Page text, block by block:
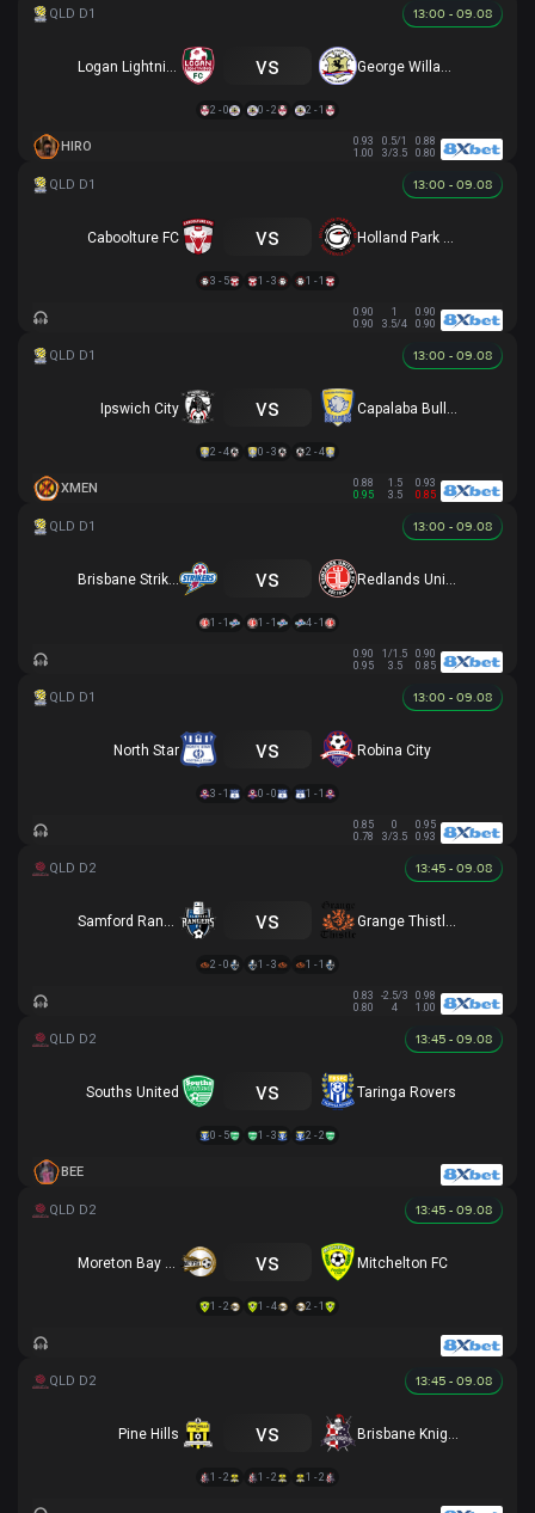
13:00 - 09.08
vs
2 - 0 0 - 2 2 - 1
HIRO 0.93 0.5/1
0.88
1.00
3/3.5 0.80
13:00 - 09.08
Caboolture FC vs
3 - 5 1 - 3 1 - 1
0.90 1
0.90
0.90
3.5/4 0.90
13:00 - 09.08
Ipswich City vs
2 - 4 0 - 3 2 - 4
XMEN 0.88 1.5
0.93
0.95
3.5 0.85
13:00 - 09.08
Brisbane Strikers vs
1 - 1 1 - 1 4 - 1
0.90 1/1.5
0.90
0.95
3.5 0.85
13:00 - 09.08
North Star vs Robina City
3 - 1 0 - 0 1 - 1
0.85 0
0.95
0.78
3/3.5 0.93
13:45 - 09.08
vs
2 - 0 1 - 3 1 - 1
0.83 -2.5/3
0.98
0.80
4 1.00
13:45 - 09.08
Souths United vs Taringa Rovers
0 - 5 1 - 3 2 - 2
BEE
13:45 - 09.08
vs Mitchelton FC
1 - 2 1 - 4 2 - 1
13:45 - 09.08
Pine Hills vs
1 - 2 1 - 2 1 - 2